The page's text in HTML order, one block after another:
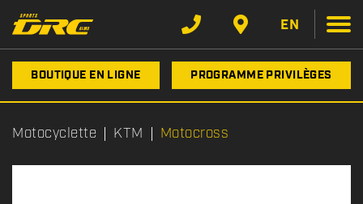
EN
BOUTIQUE EN LIGNE PROGRAMME PRIVILÈGES
Motocyclette KTM Motocross